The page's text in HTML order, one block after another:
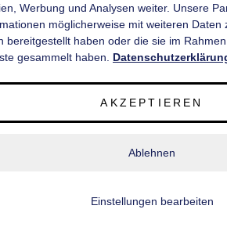
INFORMATIONEN
© 2020 wm meyer® Fahrzeugbau AG. Alle
Werbung und Analysen weiter. Unsere
möglicherweise mit weiteren Daten
bereitgestellt haben oder die sie im
gesammelt haben.
AKZEPTIEREN
Ablehnen
Einstellungen bearbeiten